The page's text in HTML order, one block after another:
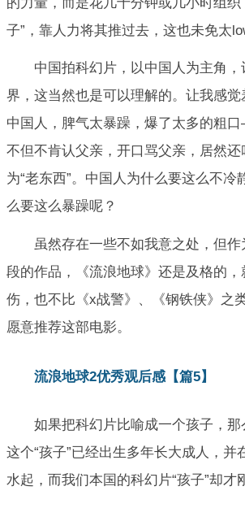
子”，靠人力将其推过去，这也未免太
中国拍科幻片，以中国人为主角
界，这当然也是可以理解的。让我感
中国人，脾气太暴躁，爆了太多的粗
不但不肯认父亲，开口骂父亲，居然
为“老东西”。中国人为什么要这么不冷
么要这么暴躁呢？
虽然存在一些不如我意之处，但
段的作品，《流浪地球》还是及格的
伤，也不比《x战警》、《钢铁侠》之
愿意推荐这部电影。
流浪地球2优秀观后感【篇5】
如果把科幻片比喻成一个孩子，
这个“孩子”已经出生多年长大成人，并
水起，而我们本国的科幻片“孩子”却才